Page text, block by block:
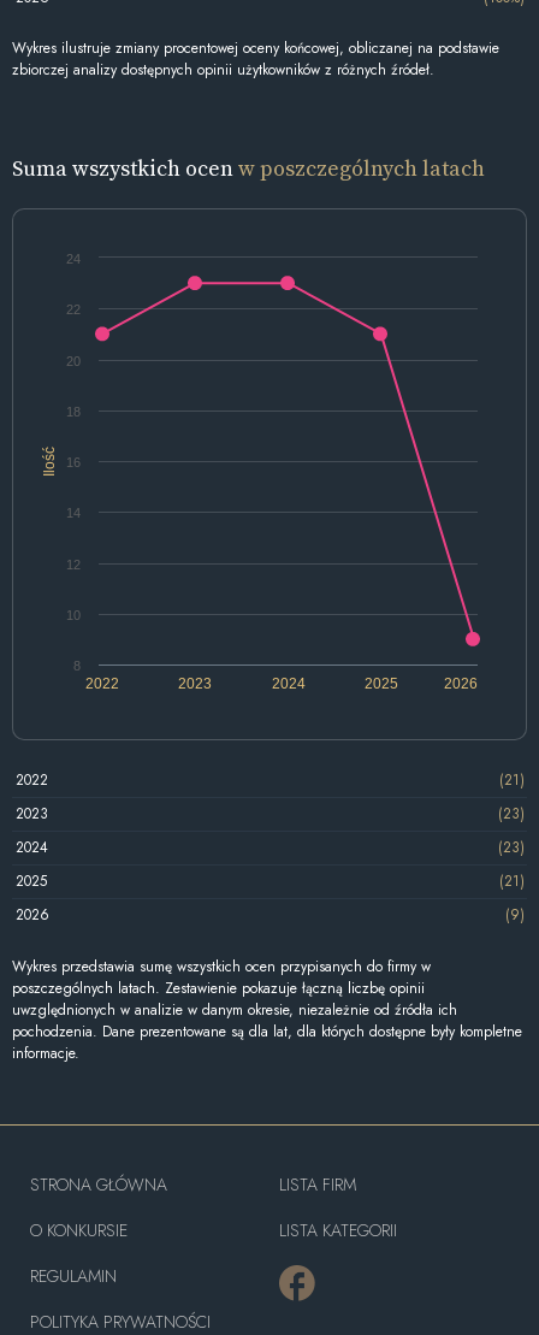
Wykres ilustruje zmiany procentowej oceny końcowej, obliczanej na podstawie
zbiorczej analizy dostępnych opinii użytkowników z różnych źródeł.
Suma wszystkich ocenw poszczególnych latach
Ilość
2022 2024 2026
2023 2025
8
10
12
14
16
18
20
22
24
2022
(21)
2023
(23)
2024
(23)
2025
(21)
2026
(9)
Wykres przedstawia sumę wszystkich ocen przypisanych do firmy w
poszczególnych latach. Zestawienie pokazuje łączną liczbę opinii
uwzględnionych w analizie w danym okresie, niezależnie od źródła ich
pochodzenia. Dane prezentowane są dla lat, dla których dostępne były kompletne
informacje.
STRONA GŁÓWNA
O KONKURSIE
REGULAMIN
POLITYKA PRYWATNOŚCI
LISTA FIRM
LISTA KATEGORII